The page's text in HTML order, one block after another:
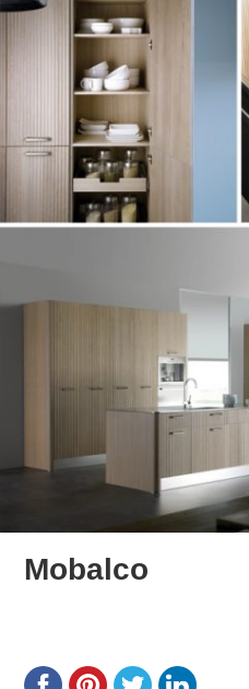
Mobalco